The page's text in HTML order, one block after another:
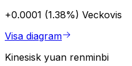
+0.0001 (1.38%) Veckovis
Visa diagram
Kinesisk yuan renminbi